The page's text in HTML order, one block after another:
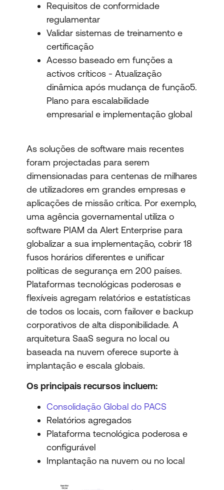
Requisitos de conformidade
regulamentar
Validar sistemas de treinamento e
certificação
Acesso baseado em funções a
activos críticos - Atualização
dinâmica após mudança de função5.
Plano para escalabilidade
empresarial e implementação global
As soluções de software mais recentes
foram projectadas para serem
dimensionadas para centenas de milhares
de utilizadores em grandes empresas e
aplicações de missão crítica. Por exemplo,
uma agência governamental utiliza o
software PIAM da Alert Enterprise para
globalizar a sua implementação, cobrir 18
fusos horários diferentes e unificar
políticas de segurança em 200 países.
Plataformas tecnológicas poderosas e
flexíveis agregam relatórios e estatísticas
de todos os locais, com failover e backup
corporativos de alta disponibilidade. A
arquitetura SaaS segura no local ou
baseada na nuvem oferece suporte à
implantação e escala globais.
Os principais recursos incluem:
Consolidação Global do PACS
Relatórios agregados
Plataforma tecnológica poderosa e
configurável
Implantação na nuvem ou no local